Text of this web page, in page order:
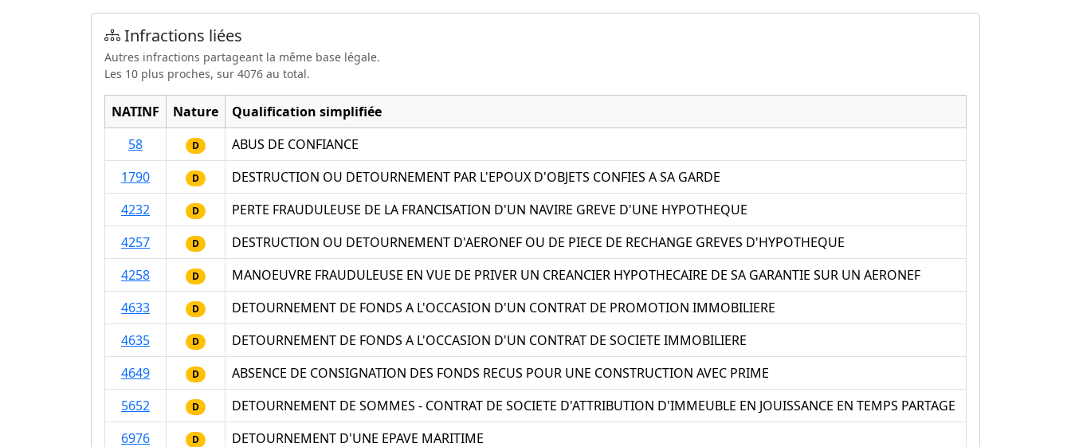
Infractions liées
Autres infractions partageant la même base légale.
Les 10 plus proches, sur 4076 au total.
NATINF Nature
Qualification simplifiée
58
D
ABUS DE CONFIANCE
1790
D
DESTRUCTION OU DETOURNEMENT PAR L'EPOUX D'OBJETS CONFIES A SA GARDE
4232
D
PERTE FRAUDULEUSE DE LA FRANCISATION D'UN NAVIRE GREVE D'UNE HYPOTHEQUE
4257
D
DESTRUCTION OU DETOURNEMENT D'AERONEF OU DE PIECE DE RECHANGE GREVES D'HYPOTHEQUE
4258
D
MANOEUVRE FRAUDULEUSE EN VUE DE PRIVER UN CREANCIER HYPOTHECAIRE DE SA GARANTIE SUR UN AERONEF
4633
D
DETOURNEMENT DE FONDS A L'OCCASION D'UN CONTRAT DE PROMOTION IMMOBILIERE
4635
D
DETOURNEMENT DE FONDS A L'OCCASION D'UN CONTRAT DE SOCIETE IMMOBILIERE
4649
D
ABSENCE DE CONSIGNATION DES FONDS RECUS POUR UNE CONSTRUCTION AVEC PRIME
5652
D
DETOURNEMENT DE SOMMES - CONTRAT DE SOCIETE D'ATTRIBUTION D'IMMEUBLE EN JOUISSANCE EN TEMPS PARTAGE
6976
D DETOURNEMENT D'UNE EPAVE MARITIME